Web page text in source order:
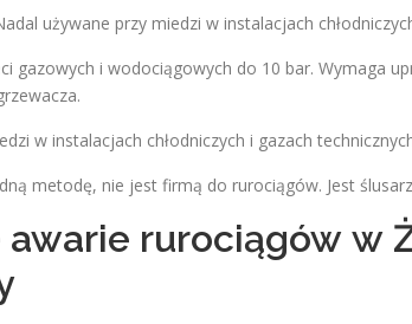
używane przy miedzi w instalacjach
gazowych i wodociągowych do 10 bar. Wymaga
w instalacjach chłodniczych i gazach
metodę, nie jest firmą do rurociągów. Jest
awarie rurociągów w